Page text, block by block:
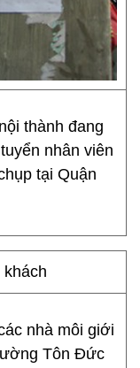
thành đang
nhân viên
tại Quận
nhà môi giới
Tôn Đức